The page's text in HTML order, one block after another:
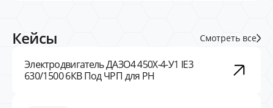
Кейсы Смотреть все
Электродвигатель ДАЗО4 450Х-4-У1 IE3
630/1500 6КВ Под ЧРП для РН